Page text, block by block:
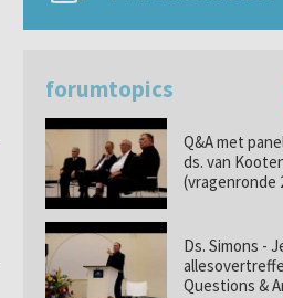
forumtopics
Q&A met
ds. van
(vragenronde
Ds. Simons -
Questions &